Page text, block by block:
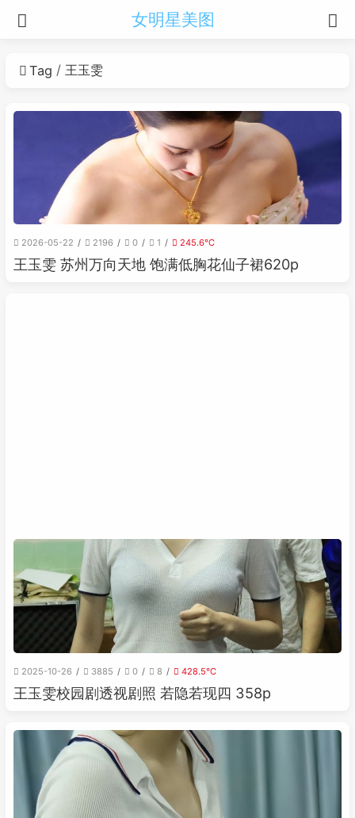
女明星美图
Tag 王玉雯
2026-05-22 2196 0 1 245.6℃
王玉雯 苏州万向天地 饱满低胸花仙子裙620p
2025-10-26 3885 0 8 428.5℃
王玉雯校园剧透视剧照 若隐若现四 358p